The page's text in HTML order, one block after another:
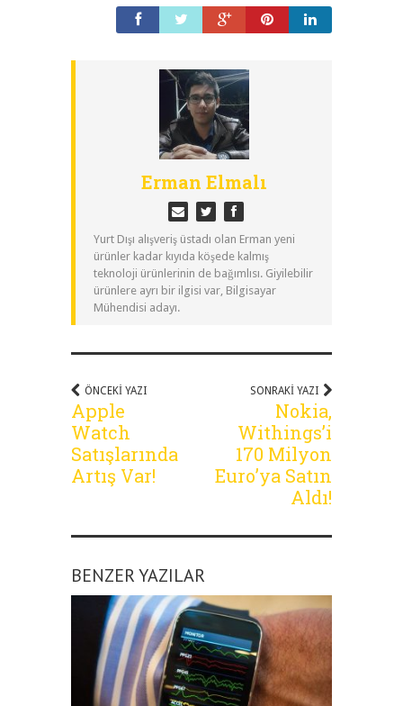
Erman Elmalı
Yurt Dışı alışveriş üstadı olan Erman yeni
ürünler kadar kıyıda köşede kalmış
teknoloji ürünlerinin de bağımlısı. Giyilebilir
ürünlere ayrı bir ilgisi var, Bilgisayar
Mühendisi adayı.
ÖNCEKI YAZI
Apple
Watch
Satışlarında
Artış Var!
SONRAKI YAZI
Nokia,
Withings’i
170 Milyon
Euro’ya Satın
Aldı!
BENZER YAZILAR